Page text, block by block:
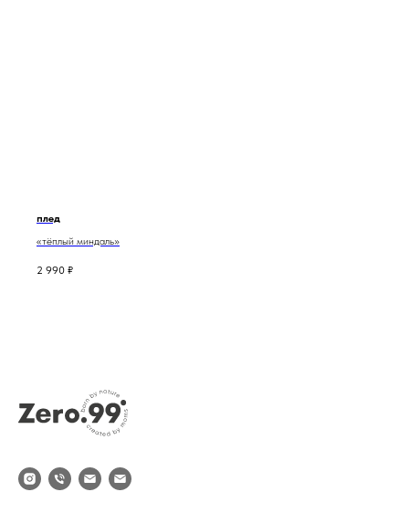
плед
«тёплый миндаль»
2 990 ₽